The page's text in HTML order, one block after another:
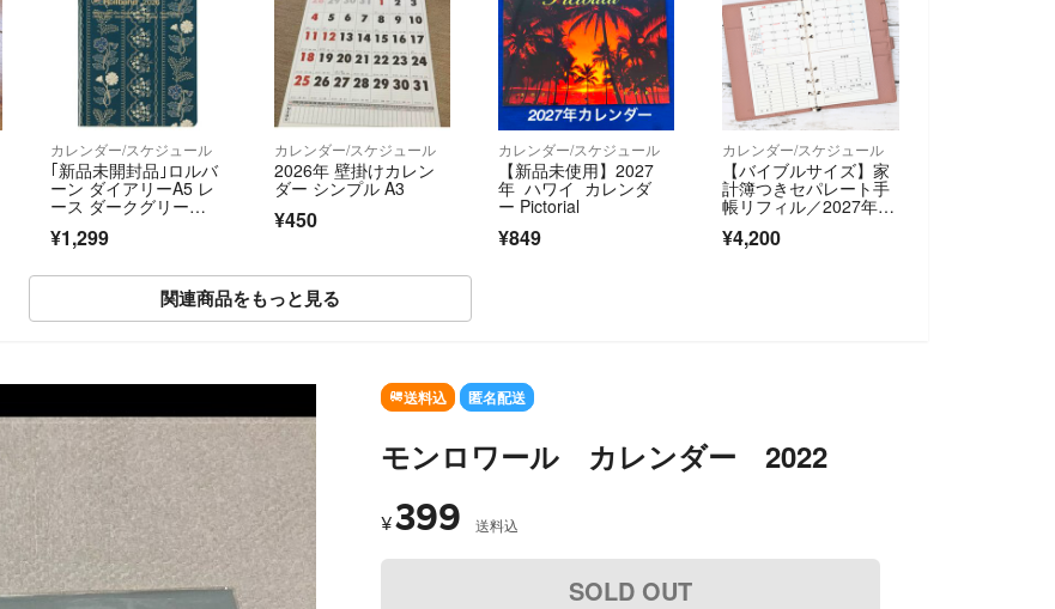
カレンダー/スケジュール
｢新品未開封品｣ロルバ
ーン ダイアリーA5 レ
ース ダークグリー
ン 完売商品
¥1,299
カレンダー/スケジュール
2026年 壁掛けカレン
ダー シンプル A3
¥450
カレンダー/スケジュール
【新品未使用】2027
年 ハワイ カレンダ
ー Pictorial
¥849
カレンダー/スケジュール
【バイブルサイズ】家
計簿つきセパレート手
帳リフィル／2027年1
月始まり
¥4,200
関連商品をもっと見る
送料込 匿名配送
モンロワール カレンダー 2022
¥399 送料込
SOLD OUT